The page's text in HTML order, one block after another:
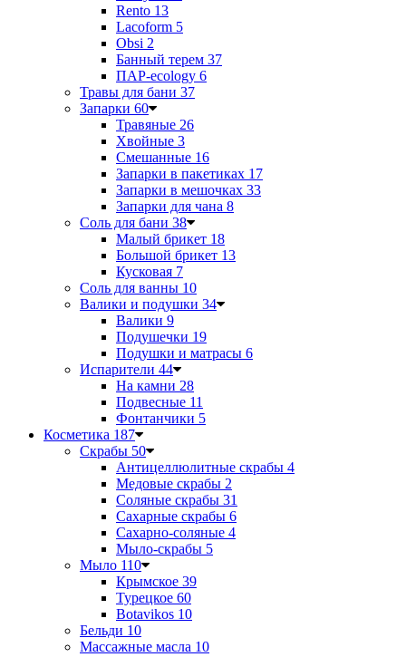
Rento 13
Lacoform 5
Obsi 2
Банный терем 37
ПАР-ecology 6
Травы для бани 37
Запарки 60
Травяные 26
Хвойные 3
Смешанные 16
Запарки в пакетиках 17
Запарки в мешочках 33
Запарки для чана 8
Соль для бани 38
Малый брикет 18
Большой брикет 13
Кусковая 7
Соль для ванны 10
Валики и подушки 34
Валики 9
Подушечки 19
Подушки и матрасы 6
Испарители 44
На камни 28
Подвесные 11
Фонтанчики 5
Косметика 187
Скрабы 50
Антицеллюлитные скрабы 4
Медовые скрабы 2
Соляные скрабы 31
Сахарные скрабы 6
Сахарно-соляные 4
Мыло-скрабы 5
Мыло 110
Крымское 39
Турецкое 60
Botavikos 10
Бельди 10
Массажные масла 10